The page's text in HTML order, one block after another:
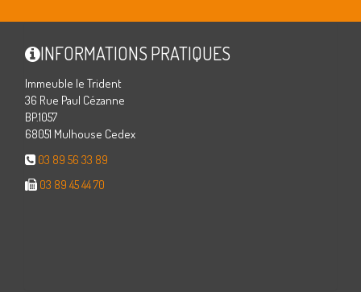
INFORMATIONS PRATIQUES
Immeuble le Trident
36 Rue Paul Cézanne
BP.1057
68051 Mulhouse Cedex
03 89 56 33 89
03 89 45 44 70